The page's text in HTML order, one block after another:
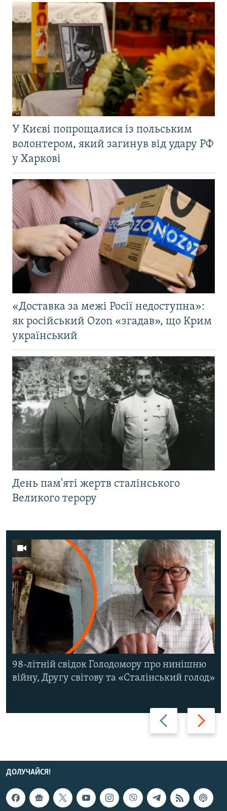
У Києві попрощалися із польським
волонтером, який загинув від удару РФ
у Харкові
«Доставка за межі Росії недоступна»:
як російський Ozon «згадав», що Крим
український
День пам'яті жертв сталінського
Великого терору
Назад Вперед
98-літній свідок Голодомору про нинішню
війну, Другу світову та «Сталінський голод»
ДОЛУЧАЙСЯ!